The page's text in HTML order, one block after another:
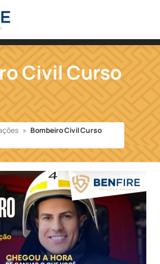
Civil Curso
» Bombeiro Civil Curso